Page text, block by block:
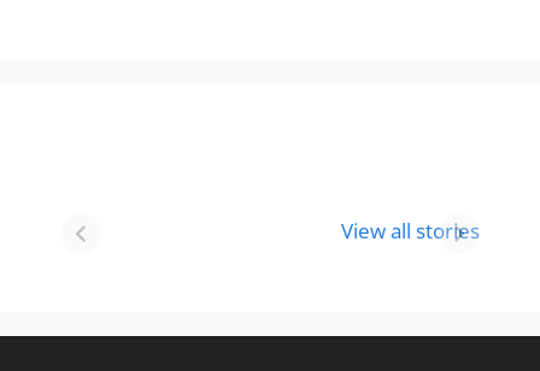
View all stories
Visit In
Holi